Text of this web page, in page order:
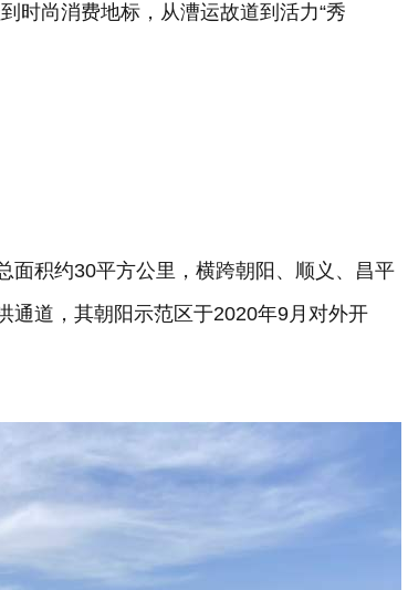
时尚消费地标，从漕运故道到活力“秀
面积约30平方公里，横跨朝阳、顺义、昌平
通道，其朝阳示范区于2020年9月对外开